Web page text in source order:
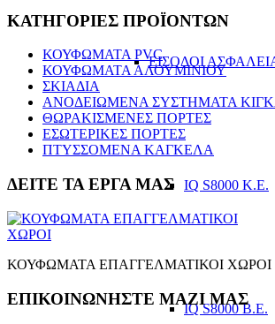
ΕΙΣΟΔΟΙ
IQ S8000 K.E.
IQ S8000 B.E.
ΚΑΤΗΓΟΡΙΕΣ ΠΡΟΪΟΝΤΩΝ
ΚΟΥΦΩΜΑΤΑ PVC
ΚΟΥΦΩΜΑΤΑ ΑΛΟΥΜΙΝΙΟΥ
ΣΚΙΑΔΙΑ
ΑΝΟΔΕΙΩΜΕΝΑ ΣΥΣΤΗΜΑΤΑ
ΘΩΡΑΚΙΣΜΕΝΕΣ ΠΟΡΤΕΣ
ΕΣΩΤΕΡΙΚΕΣ ΠΟΡΤΕΣ
ΠΤΥΣΣΟΜΕΝΑ ΚΑΓΚΕΛΑ
ΔΕΙΤΕ ΤΑ ΕΡΓΑ ΜΑΣ
ΚΟΥΦΩΜΑΤΑ ΕΠΑΓΓΕΛΜΑΤΙΚΟΙ ΧΩΡΟΙ
ΕΠΙΚΟΙΝΩΝΗΣΤΕ ΜΑΖΙ ΜΑΣ